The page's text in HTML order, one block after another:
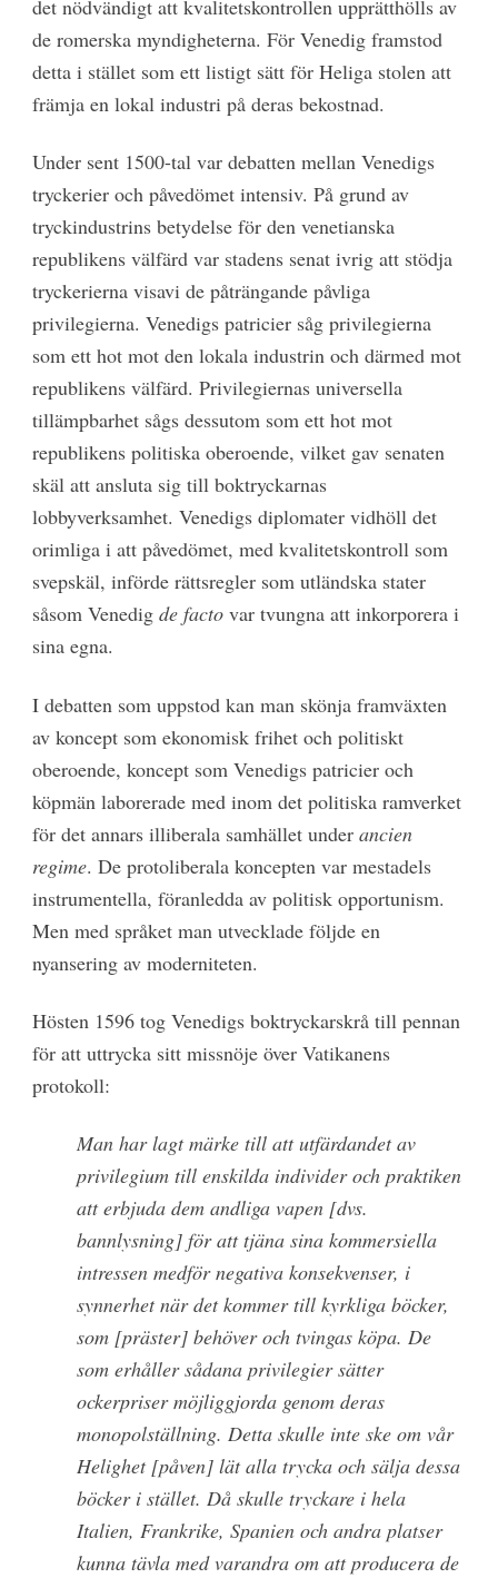
det nödvändigt att kvalitetskontrollen upprätthölls av
de romerska myndigheterna. För Venedig framstod
detta i stället som ett listigt sätt för Heliga stolen att
främja en lokal industri på deras bekostnad.
Under sent 1500-tal var debatten mellan Venedigs
tryckerier och påvedömet intensiv. På grund av
tryckindustrins betydelse för den venetianska
republikens välfärd var stadens senat ivrig att stödja
tryckerierna visavi de påträngande påvliga
privilegierna. Venedigs patricier såg privilegierna
som ett hot mot den lokala industrin och därmed mot
republikens välfärd. Privilegiernas universella
tillämpbarhet sågs dessutom som ett hot mot
republikens politiska oberoende, vilket gav senaten
skäl att ansluta sig till boktryckarnas
lobbyverksamhet. Venedigs diplomater vidhöll det
orimliga i att påvedömet, med kvalitetskontroll som
svepskäl, införde rättsregler som utländska stater
såsom Venedig de factovar tvungna att inkorporera i
sina egna.
I debatten som uppstod kan man skönja framväxten
av koncept som ekonomisk frihet och politiskt
oberoende, koncept som Venedigs patricier och
köpmän laborerade med inom det politiska ramverket
för det annars illiberala samhället under ancien
regime. De protoliberala koncepten var mestadels
instrumentella, föranledda av politisk opportunism.
Men med språket man utvecklade följde en
nyansering av moderniteten.
Hösten 1596 tog Venedigs boktryckarskrå till pennan
för att uttrycka sitt missnöje över Vatikanens
protokoll:
Man har lagt märke till att utfärdandet av
privilegium till enskilda individer och praktiken
att erbjuda dem andliga vapen [dvs.
bannlysning] för att tjäna sina kommersiella
intressen medför negativa konsekvenser, i
synnerhet när det kommer till kyrkliga böcker,
som [präster] behöver och tvingas köpa. De
som erhåller sådana privilegier sätter
ockerpriser möjliggjorda genom deras
monopolställning. Detta skulle inte ske om vår
Helighet [påven] lät alla trycka och sälja dessa
böcker i stället. Då skulle tryckare i hela
Italien, Frankrike, Spanien och andra platser
kunna tävla med varandra om att producera de